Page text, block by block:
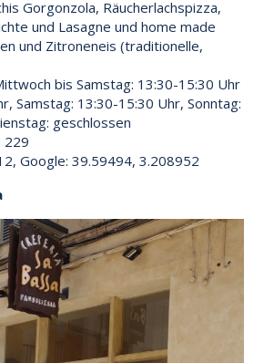
Gorgonzola, Räucherlachspizza,
und Lasagne und home made
und Zitroneneis (traditionelle,
bis Samstag: 13:30-15:30 Uhr
Samstag: 13:30-15:30 Uhr, Sonntag:
geschlossen
229
Google: 39.59494, 3.208952